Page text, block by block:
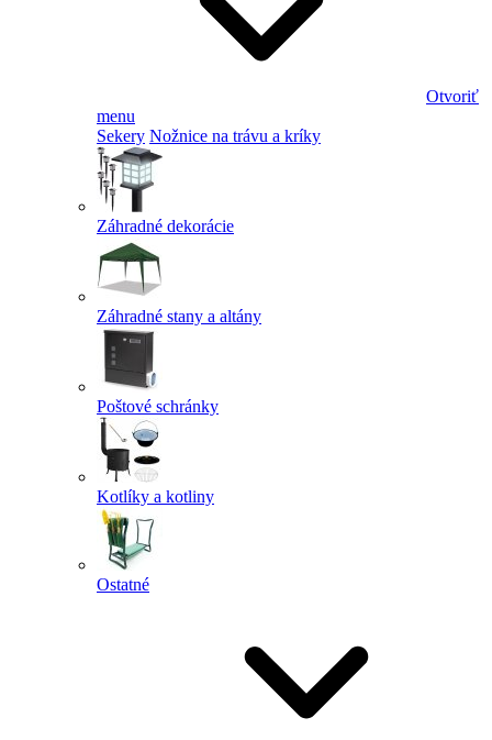
Otvoriť
menu
Sekery Nožnice na trávu a kríky
Záhradné dekorácie
Záhradné stany a altány
Poštové schránky
Kotlíky a kotliny
Ostatné